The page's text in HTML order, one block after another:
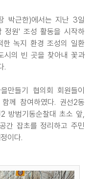
박근한)에서는 지난 3일
정원' 조성 활동을 시작하
한 녹지 환경 조성의 일환
시의 빈 곳을 찾아내 꽃과
.
만들기 협의회 회원들이
께 참여하였다. 권선2동
방범기동순찰대 초소 앞,
간 잡초를 정리하고 주민
이다.